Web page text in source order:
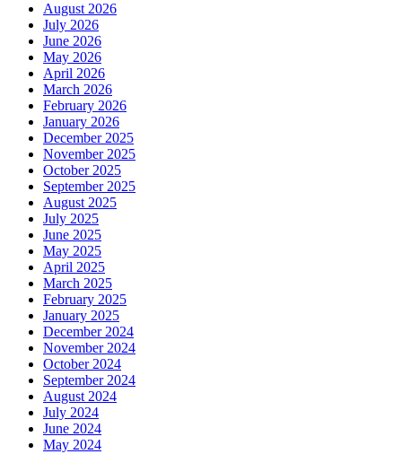
August 2026
July 2026
June 2026
May 2026
April 2026
March 2026
February 2026
January 2026
December 2025
November 2025
October 2025
September 2025
August 2025
July 2025
June 2025
May 2025
April 2025
March 2025
February 2025
January 2025
December 2024
November 2024
October 2024
September 2024
August 2024
July 2024
June 2024
May 2024